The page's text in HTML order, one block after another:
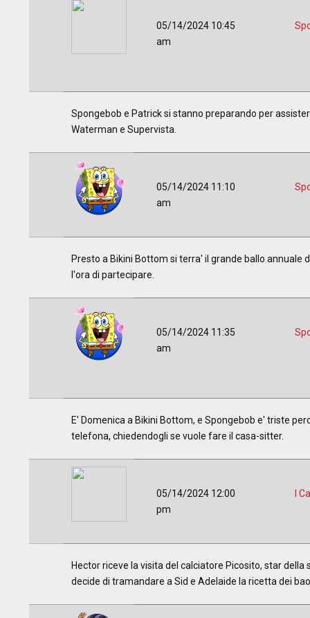
05/14/2024 10:45
am
Spongebob e Patrick si stanno preparando per
Waterman e Supervista.
05/14/2024 11:10
am
Presto a Bikini Bottom si terra' il grande ballo annuale
l'ora di partecipare.
05/14/2024 11:35
am
E' Domenica a Bikini Bottom, e Spongebob e' triste
telefona, chiedendogli se vuole fare il casa-sitter.
05/14/2024 12:00
pm
I
Hector riceve la visita del calciatore Picosito, star
decide di tramandare a Sid e Adelaide la ricetta dei